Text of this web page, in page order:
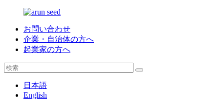
お問い合わせ
企業・自治体の方へ
起業家の方へ
日本語
English